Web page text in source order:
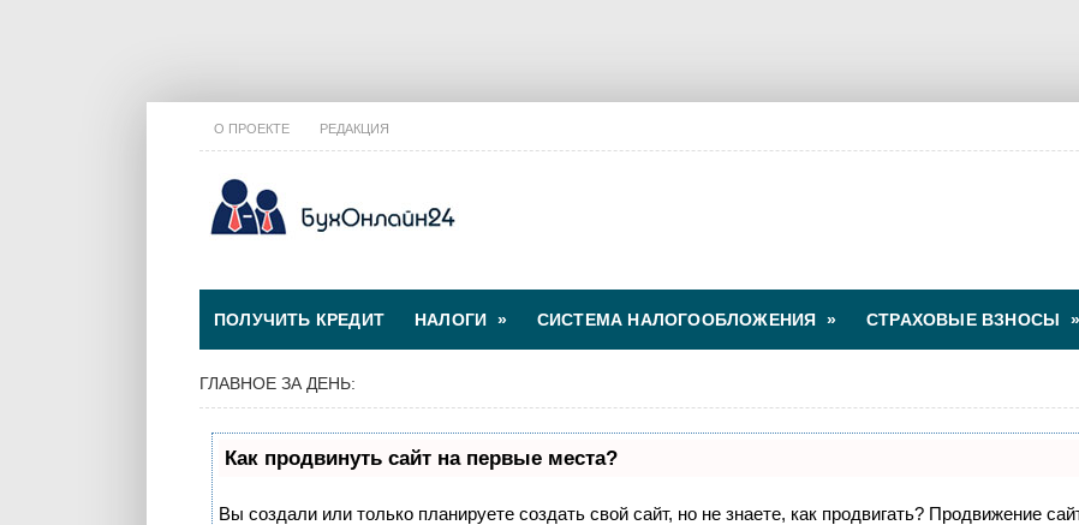
О ПРОЕКТЕ РЕДАКЦИЯ
ПОЛУЧИТЬ КРЕДИТ НАЛОГИ » СИСТЕМА НАЛОГООБЛОЖЕНИЯ » СТРАХОВЫЕ ВЗНОСЫ »
ГЛАВНОЕ ЗА ДЕНЬ:
Как продвинуть сайт на первые места?
Вы создали или только планируете создать свой сайт, но не знаете, как продвигать? Продвижение